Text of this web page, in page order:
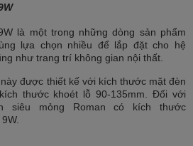
là một trong những dòng sản phẩm
lựa chọn nhiều để lắp đặt cho hệ
như trang trí không gian nội thất.
được thiết kế với kích thước mặt đèn
thước khoét lỗ 90-135mm. Đối với
siêu mỏng Roman có kích thước